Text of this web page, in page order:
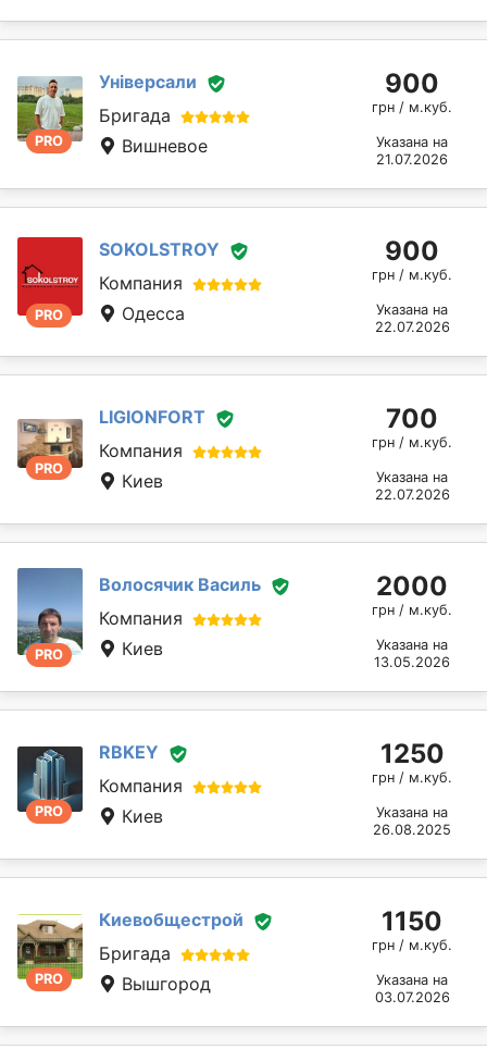
PRO
Універсали
Бригада
Вишневое
900
грн / м.куб.
Указана на
21.07.2026
PRO
SOKOLSTROY
Компания
Одесса
900
грн / м.куб.
Указана на
22.07.2026
PRO
LIGIONFORT
Компания
Киев
700
грн / м.куб.
Указана на
22.07.2026
PRO
Волосячик Василь
Компания
Киев
2000
грн / м.куб.
Указана на
13.05.2026
PRO
RBKEY
Компания
Киев
1250
грн / м.куб.
Указана на
26.08.2025
PRO
Киевобщестрой
Бригада
Вышгород
1150
грн / м.куб.
Указана на
03.07.2026